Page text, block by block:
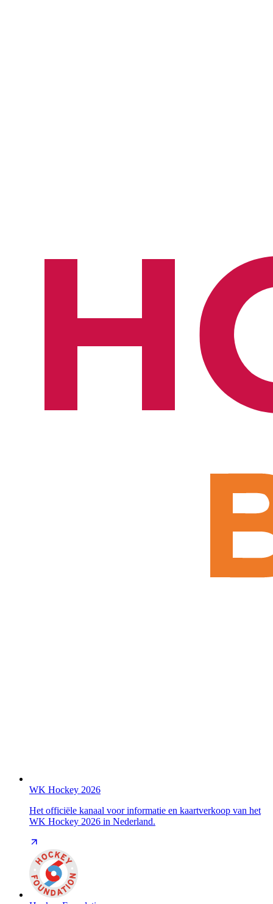
WK Hockey 2026
Het officiële kanaal voor informatie en kaartverkoop van het
WK Hockey 2026 in Nederland.